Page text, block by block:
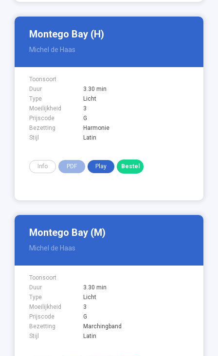
Montego Bay (H)
Michel de Haas
Toonsoort
Duur
3.30 min
Type
Licht
Moeilijkheid
3
Prijscode
G
Bezetting
Harmonie
Stijl
Latin
Info PDF Play
Montego Bay (M)
Michel de Haas
Toonsoort
Duur
3.30 min
Type
Licht
Moeilijkheid
3
Prijscode
G
Bezetting
Marchingband
Stijl
Latin